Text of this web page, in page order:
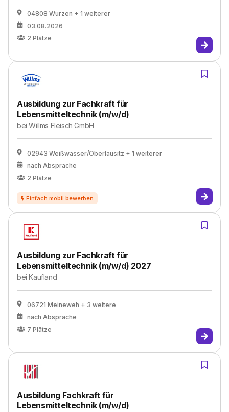
04808 Wurzen + 1 weiterer
03.08.2026
2 Plätze
Ausbildung zur Fachkraft für
Lebensmitteltechnik (m/w/d)
beiWillms Fleisch GmbH
02943 Weißwasser/Oberlausitz + 1 weiterer
nach Absprache
2 Plätze
Ausbildung zur Fachkraft für
Lebensmitteltechnik (m/w/d) 2027
beiKaufland
06721 Meineweh + 3 weitere
nach Absprache
7 Plätze
Ausbildung Fachkraft für
Lebensmitteltechnik (m/w/d)